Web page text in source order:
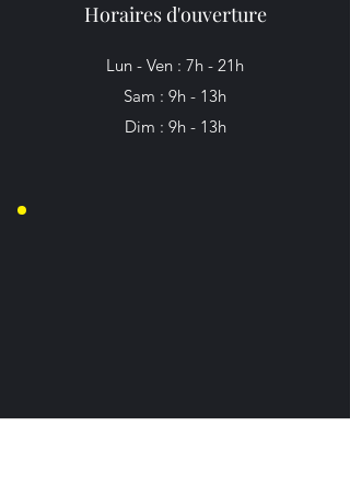
Horaires d'ouverture
Lun - Ven : 7h - 21h
Sam : 9h - 13h
Dim : 9h - 13h